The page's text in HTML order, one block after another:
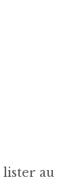
lister au